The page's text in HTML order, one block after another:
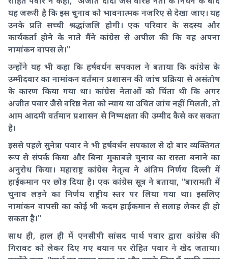
यह जरूरी है कि इस चुनाव को भावनात्मक नजरिए से देखा जाए। यह
उनके प्रति सच्ची श्रद्धांजलि होगी। एक परिवार के सदस्य और
कार्यकर्ता होने के नाते मैंने कांग्रेस से अपील की कि वह अपना
नामांकन वापस ले।"
उन्होंने यह भी कहा कि हर्षवर्धन सपकाल ने बताया कि कांग्रेस के
उम्मीदवार का नामांकन वर्तमान प्रशासन की जांच प्रक्रिया से असंतोष
के कारण किया गया था। कांग्रेस नेताओं को चिंता थी कि अगर
अजीत पवार जैसे वरिष्ठ नेता को न्याय या उचित जांच नहीं मिलती, तो
आम आदमी वर्तमान प्रशासन से निष्पक्षता की उम्मीद कैसे कर सकता
है।
इससे पहले सुनेत्रा पवार ने भी हर्षवर्धन सपकाल से दो बार व्यक्तिगत
रूप से संपर्क किया और बिना मुकाबले चुनाव का रास्ता बनाने का
अनुरोध किया। महाराष्ट्र कांग्रेस नेतृत्व ने अंतिम निर्णय दिल्ली में
हाईकमान पर छोड़ दिया है। एक कांग्रेस सूत्र ने बताया, "बारामती में
चुनाव लड़ने का निर्णय राष्ट्रीय स्तर पर लिया गया था। इसलिए
नामांकन वापसी का कोई भी कदम हाईकमान से सलाह लेकर ही हो
सकता है।"
साथ ही, हाल ही में एनसीपी सांसद पार्थ पवार द्वारा कांग्रेस की
गिरावट को लेकर दिए गए बयान पर रोहित पवार ने खेद जताया।